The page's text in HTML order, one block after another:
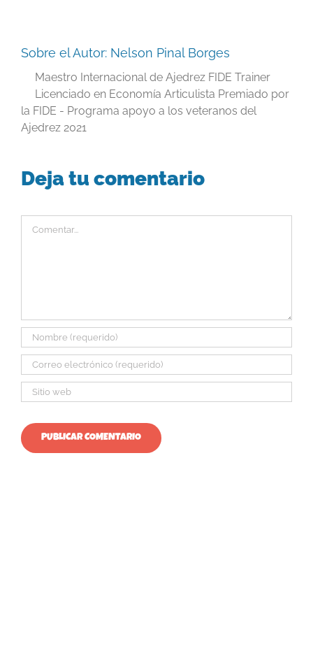
Sobre el Autor: Nelson Pinal Borges
Maestro Internacional de Ajedrez FIDE Trainer
Licenciado en Economía Articulista Premiado por
la FIDE - Programa apoyo a los veteranos del
Ajedrez 2021
Deja tu comentario